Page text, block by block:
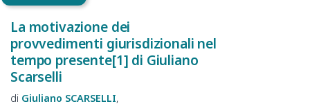
La motivazione dei
provvedimenti giurisdizionali nel
tempo presente[1] di Giuliano
Scarselli
Giuliano SCARSELLI